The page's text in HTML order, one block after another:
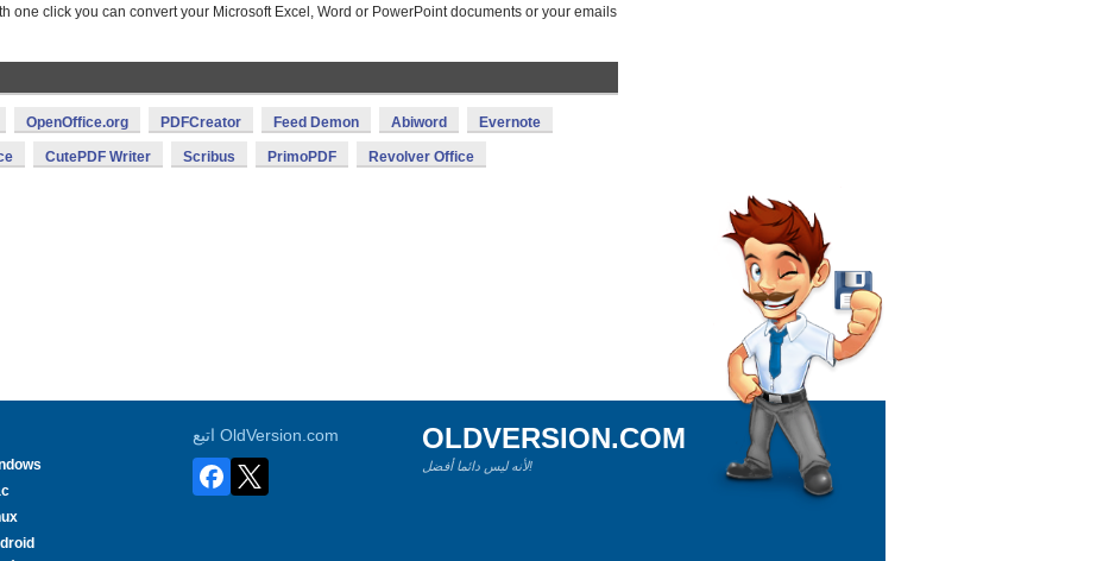
one click you can convert your Microsoft Excel, Word or PowerPoint documents or your emails
OpenOffice.org PDFCreator Feed Demon Abiword Evernote
CutePDF Writer Scribus PrimoPDF Revolver Office
اتبع OldVersion.com OLDVERSION.COM
لأنه ليس دائما أفضل!